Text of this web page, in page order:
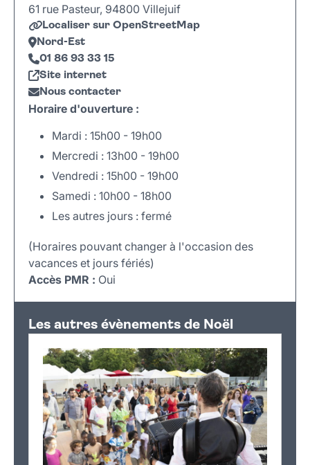
61 rue Pasteur, 94800 Villejuif
Localiser sur OpenStreetMap
Nord-Est
01 86 93 33 15
Site internet
Nous contacter
Horaire d'ouverture :
Mardi : 15h00 - 19h00
Mercredi : 13h00 - 19h00
Vendredi : 15h00 - 19h00
Samedi : 10h00 - 18h00
Les autres jours : fermé
(Horaires pouvant changer à l'occasion des
vacances et jours fériés)
Accès PMR : Oui
+
−
Les autres évènements de Noël